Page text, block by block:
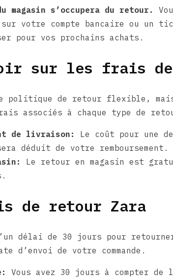
magasin s’occupera du retour.
sur votre compte bancaire ou un
pour vos prochains achats.
sur les frais
politique de retour flexible,
associés à chaque type de
de livraison:
Le coût pour une
déduit de votre remboursement.
Le retour en magasin est
de retour Zara
délai de 30 jours pour
d’envoi de votre commande.
Vous avez 30 jours à compter de